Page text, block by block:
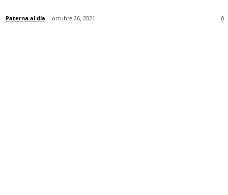
Paterna al día octubre 26, 2021 0